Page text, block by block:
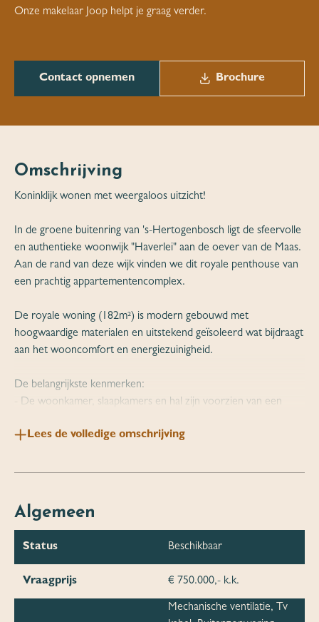
Onze makelaar Joop helpt je graag verder.
Contact opnemen Brochure
Omschrijving
Koninklijk wonen met weergaloos uitzicht!
In de groene buitenring van 's-Hertogenbosch ligt de sfeervolle
en authentieke woonwijk "Haverlei" aan de oever van de Maas.
Aan de rand van deze wijk vinden we dit royale penthouse van
een prachtig appartementencomplex.
De royale woning (182m²) is modern gebouwd met
hoogwaardige materialen en uitstekend geïsoleerd wat bijdraagt
aan het wooncomfort en energiezuinigheid.
De belangrijkste kenmerken:
- De woonkamer, slaapkamers en hal zijn voorzien van een
- De badkamer, de gastenbadkamer, het toilet en de eetkeuken
- Vloerverwarming
uitzicht.
- De zonnescreens in de living en de hoofdslaapkamer zorgen
voor een aangenaam binnenklimaat.
westen, laten je op ieder moment van de dag genieten van
- Twee airconditioners zorgen voor een prettig klimaat in alle
Lees de volledige omschrijving
Algemeen
Status Beschikbaar
Vraagprijs € 750.000,- k.k.
Mechanische ventilatie, Tv